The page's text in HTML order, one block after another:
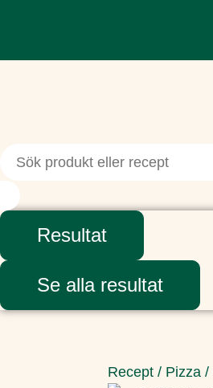
Resultat
Se alla resultat
Recept / Pizza /